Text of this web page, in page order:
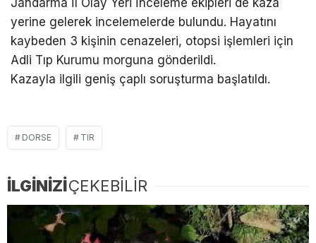
Jandarma İl Olay Yeri İnceleme ekipleri de kaza
yerine gelerek incelemelerde bulundu. Hayatını
kaybeden 3 kişinin cenazeleri, otopsi işlemleri için
Adli Tıp Kurumu morguna gönderildi.
Kazayla ilgili geniş çaplı soruşturma başlatıldı.
DORSE TIR
İLGİNİZİÇEKEBİLİR